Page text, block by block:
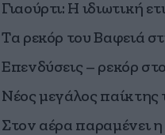
Γιαούρτι: Η ιδιωτική
Τα ρεκόρ του Βαφειά
Επενδύσεις – ρεκόρ
Νέος μεγάλος
Στον αέρα παραμένει